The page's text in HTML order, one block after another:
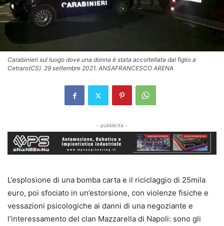
Carabinieri sul luogo dove una donna è stata accoltellata dal figlio a
Cetraro(CS). 29 settembre 2021. ANSAFRANCESCO ARENA
- pubblicità -
L’esplosione di una bomba carta e il riciclaggio di 25mila
euro, poi sfociato in un’estorsione, con violenze fisiche e
vessazioni psicologiche ai danni di una negoziante e
l’interessamento del clan Mazzarella di Napoli: sono gli